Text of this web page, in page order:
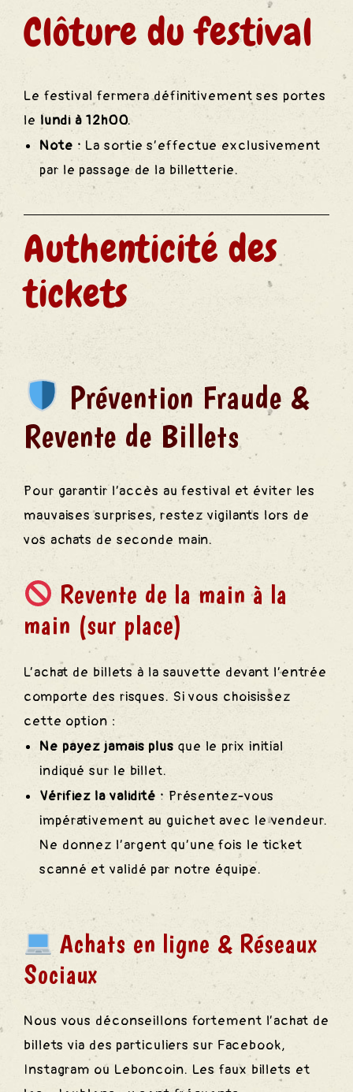
Clôture du festival
Le festival fermera définitivement ses portes
le lundi à 12h00.
Note : La sortie s’effectue exclusivement
par le passage de la billetterie.
Authenticité des
tickets
Prévention Fraude &
Revente de Billets
Pour garantir l’accès au festival et éviter les
mauvaises surprises, restez vigilants lors de
vos achats de seconde main.
Revente de la main à la
main (sur place)
L’achat de billets à la sauvette devant l’entrée
comporte des risques. Si vous choisissez
cette option :
Ne payez jamais plus que le prix initial
indiqué sur le billet.
Vérifiez la validité : Présentez-vous
impérativement au guichet avec le vendeur.
Ne donnez l’argent qu’une fois le ticket
scanné et validé par notre équipe.
Achats en ligne & Réseaux
Sociaux
Nous vous déconseillons fortement l’achat de
billets via des particuliers sur Facebook,
Instagram ou Leboncoin. Les faux billets et